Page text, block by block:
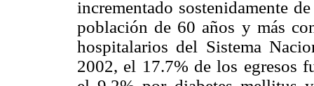
incrementado sostenidamente
población de 60 años y más
hospitalarios del Sistema
2002, el 17.7% de los egresos